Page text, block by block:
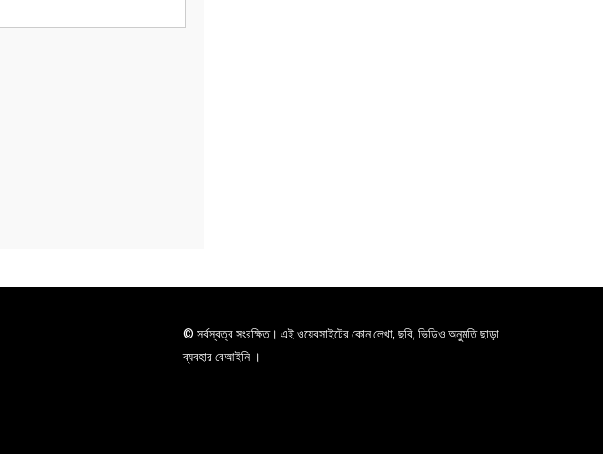
© সর্বস্বত্ব সংরক্ষিত। এই ওয়েবসাইটের কোন লেখা, ছবি, ভিডিও অনুমতি ছাড়া
ব্যবহার বেআইনি ।